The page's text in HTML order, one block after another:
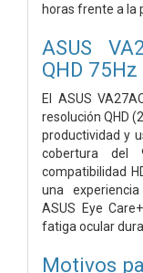
horas frente a la
ASUS
QHD 75Hz
El ASUS
resolución QHD
productividad y
cobertura del
compatibilidad
una
ASUS Eye
fatiga ocular
Motivos